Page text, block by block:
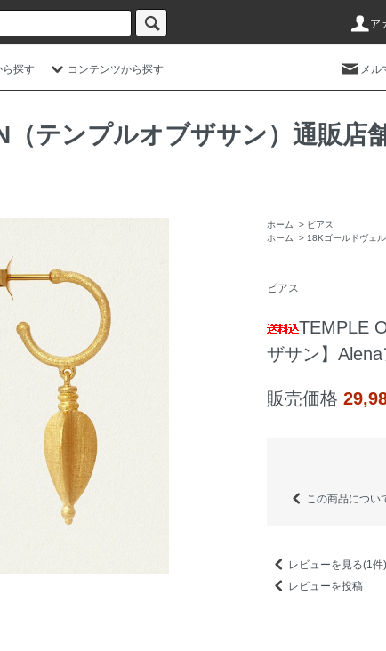
ア
ら探す コンテンツから探す メル
（テンプルオブザサン）通販店
ホーム > ピアス
ホーム
> 18Kゴールドヴェル
ピアス
TEMPLE
ザサン】
販売価格
この商品につい
レビューを見る(1件)
レビューを投稿